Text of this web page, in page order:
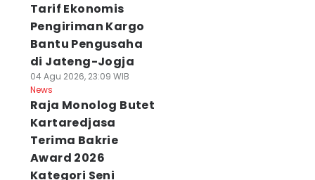
Tarif Ekonomis
Pengiriman Kargo
Bantu Pengusaha
di Jateng-Jogja
04 Agu 2026, 23:09 WIB
News
Raja Monolog Butet
Kartaredjasa
Terima Bakrie
Award 2026
Kategori Seni